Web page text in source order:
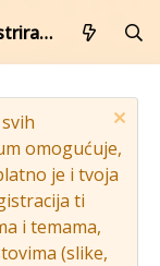
Registrirajte se
omogućuje,
je i tvoja
ti
i temama,
(slike,